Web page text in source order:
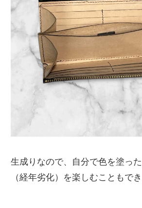
生成りなので、自分で色を塗っ
（経年劣化）を楽しむこともでき